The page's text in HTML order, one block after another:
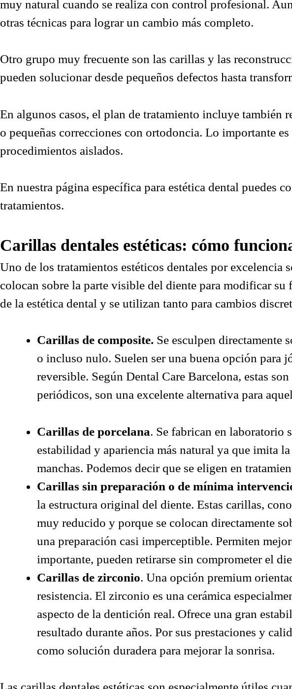
muy natural cuando se realiza con control profesional.
otras técnicas para lograr un cambio más completo.
Otro grupo muy frecuente son las carillas y las
pueden solucionar desde pequeños defectos hasta
En algunos casos, el plan de tratamiento incluye también
o pequeñas correcciones con ortodoncia. Lo importante
procedimientos aislados.
En nuestra página específica para estética dental puedes
tratamientos.
Carillas dentales estéticas: cómo
Uno de los tratamientos estéticos dentales por excelencia
colocan sobre la parte visible del diente para modificar su
de la estética dental y se utilizan tanto para cambios
Carillas de composite. Se esculpen directamente
o incluso nulo. Suelen ser una buena opción para
reversible. Según Dental Care Barcelona, estas
periódicos, son una excelente alternativa para
Carillas de porcelana. Se fabrican en laboratorio
estabilidad y apariencia más natural ya que imita
manchas. Podemos decir que se eligen en
Carillas sin preparación o de mínima
la estructura original del diente. Estas carillas,
muy reducido y porque se colocan directamente
una preparación casi imperceptible. Permiten
importante, pueden retirarse sin comprometer el
Carillas de zirconio. Una opción premium
resistencia. El zirconio es una cerámica
aspecto de la dentición real. Ofrece una gran
resultado durante años. Por sus prestaciones y
como solución duradera para mejorar la sonrisa.